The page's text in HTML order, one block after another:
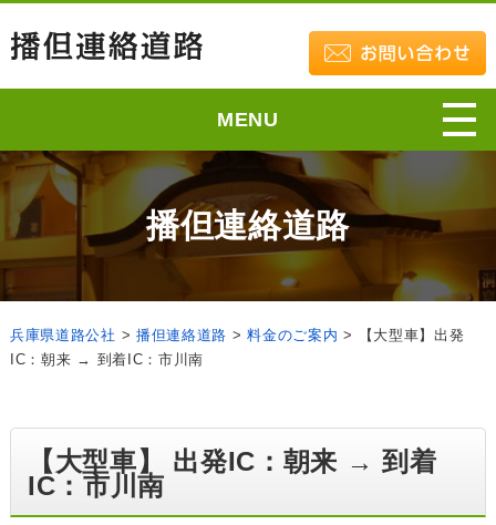
MENU
播但連絡道路
兵庫県道路公社 > 播但連絡道路 >料金のご案内 >
【大型車】出発
IC：朝来 → 到着IC：市川南
【大型車】 出発IC：朝来 → 到着
IC：市川南